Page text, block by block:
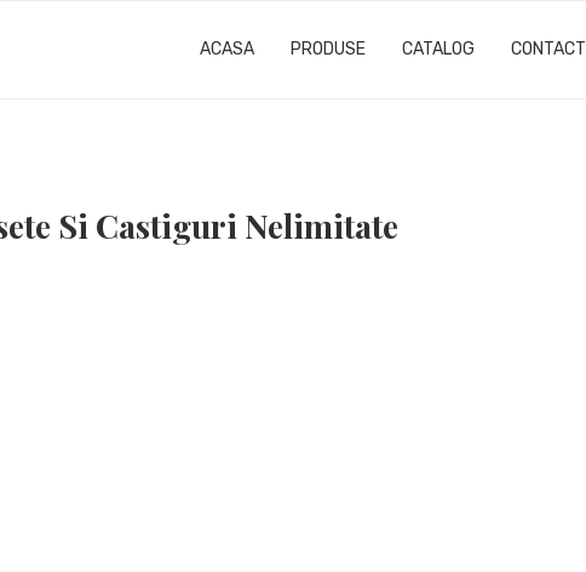
ACASA PRODUSE CATALOG CONTACT
Si Castiguri Nelimitate